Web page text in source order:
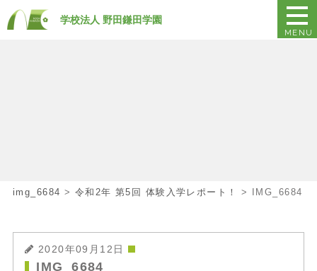
学校法人 野田鎌田学園
MENU
img_6684 > 令和2年 第5回 体験入学レポート！ > IMG_6684
2020年09月12日
IMG_6684